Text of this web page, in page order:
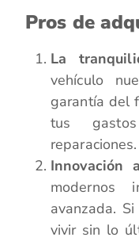
Pros de
La
vehículo
garantía del
tus
reparaciones.
Innovación
modernos
avanzada.
vivir sin lo